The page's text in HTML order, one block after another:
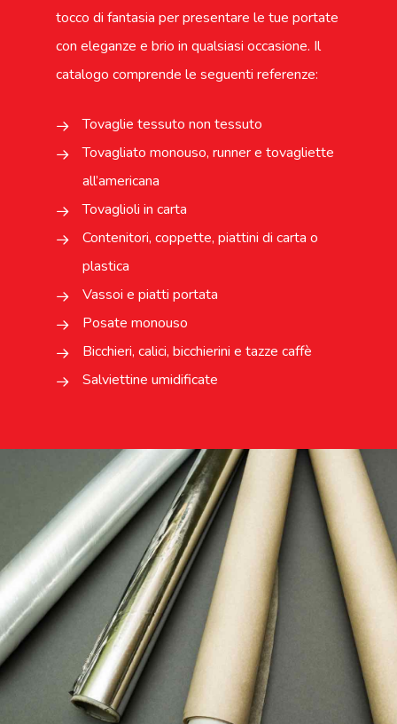
tocco di fantasia per presentare le tue portate
con eleganze e brio in qualsiasi occasione. Il
catalogo comprende le seguenti referenze:
Tovaglie tessuto non tessuto
Tovagliato monouso, runner e tovagliette
all’americana
Tovaglioli in carta
Contenitori, coppette, piattini di carta o
plastica
Vassoi e piatti portata
Posate monouso
Bicchieri, calici, bicchierini e tazze caffè
Salviettine umidificate